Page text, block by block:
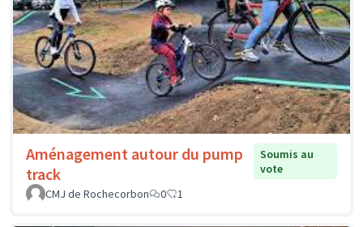
Aménagement autour du pump
track
Soumis au
vote
CMJ de Rochecorbon
0 1